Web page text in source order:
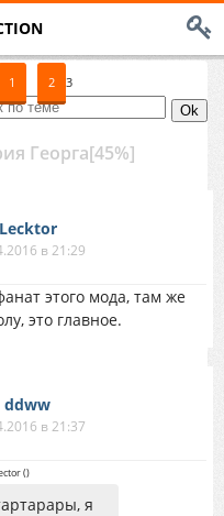
1 2 3
Георга[45%]
Lecktor
в 21:29
этого мода, там же
это главное.
ddww
в 21:37
()
я